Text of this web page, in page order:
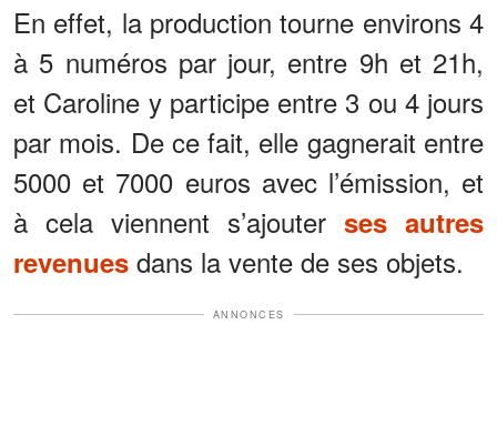
En effet, la production tourne environs 4
à 5 numéros par jour, entre 9h et 21h,
et Caroline y participe entre 3 ou 4 jours
par mois. De ce fait, elle gagnerait entre
5000 et 7000 euros avec l’émission, et
à cela viennent s’ajouter ses autres
revenues dans la vente de ses objets.
ANNONCES